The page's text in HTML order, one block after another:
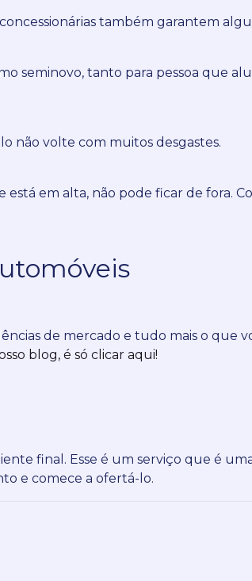
também garantem
seminovo, tanto para pessoa que
não volte com muitos desgastes.
em alta, não pode ficar de fora.
de mercado e tudo mais o que
blog, é só clicar aqui!
final. Esse é um serviço que é
e comece a ofertá-lo.